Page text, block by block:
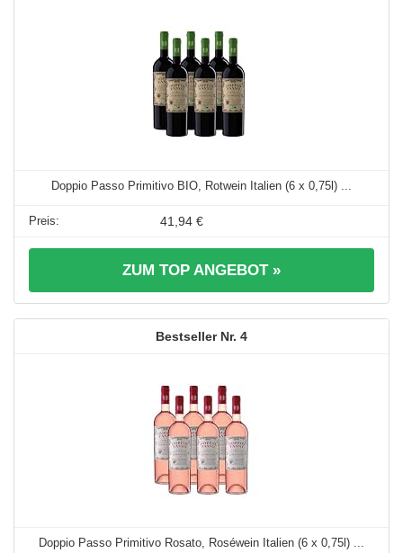
Doppio Passo Primitivo BIO, Rotwein Italien (6 x 0,75l) ...
41,94 €
ZUM TOP ANGEBOT »
4
Doppio Passo Primitivo Rosato, Roséwein Italien (6 x 0,75l) ...